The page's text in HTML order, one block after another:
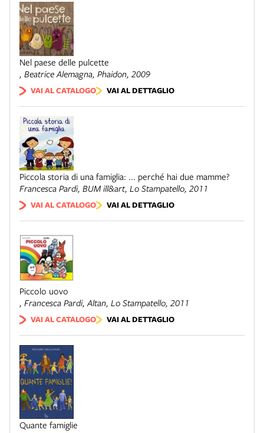
Nel paese delle pulcette
, Beatrice Alemagna, Phaidon, 2009
VAI AL CATALOGO VAI AL DETTAGLIO
Piccola storia di una famiglia: ... perché hai due mamme?
Francesca Pardi, BUM ill&art, Lo Stampatello, 2011
VAI AL CATALOGO VAI AL DETTAGLIO
Piccolo uovo
, Francesca Pardi, Altan, Lo Stampatello, 2011
VAI AL CATALOGO VAI AL DETTAGLIO
Quante famiglie